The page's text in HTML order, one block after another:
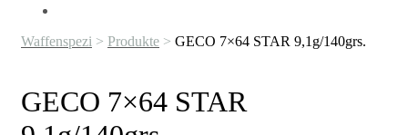
Waffenspezi > Produkte > GECO 7×64 STAR 9,1g/140grs.
GECO 7×64 STAR